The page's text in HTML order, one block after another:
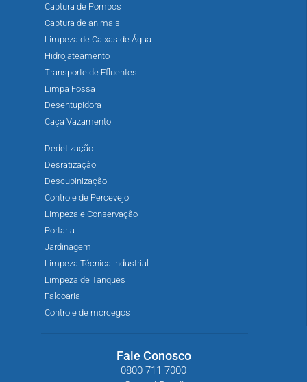
Captura de Pombos
Captura de animais
Limpeza de Caixas de Água
Hidrojateamento
Transporte de Efluentes
Limpa Fossa
Desentupidora
Caça Vazamento
Dedetização
Desratização
Descupinização
Controle de Percevejo
Limpeza e Conservação
Portaria
Jardinagem
Limpeza Técnica industrial
Limpeza de Tanques
Falcoaria
Controle de morcegos
Fale Conosco
0800 711 7000